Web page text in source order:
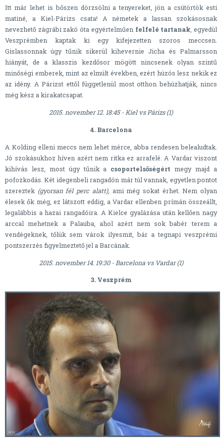
Itt már lehet is bőszen dörzsölni a tenyereket, jön a csütörtök esti
matiné, a Kiel-Párizs csata! A németek a lassan szokásosnak
nevezhető zágrábi zakó óta egyértelműen felfelé tartanak, egyedül
Veszprémben kaptak ki egy kifejezetten szoros meccsen.
Gislassonnak úgy tűnik sikerül kihevernie Jicha és Palmarsson
hiányát, de a klasszis kezdősor mögött nincsenek olyan szintű
minőségi emberek, mint az elmúlt években, ezért húzós lesz nekik ez
az idény. A Párizst ettől függetlenül most otthon behúzhatják, nincs
még kész a kirakatcsapat.
2015. november 12. 18:45 - Kiel vs Párizs (1)
4. Barcelona
A Kolding elleni meccs nem lehet mérce, abba rendesen belealudtak.
Jó szokásukhoz híven azért nem ritka ez arrafelé. A Vardar viszont
kihívás lesz, most úgy tűnik a csoportelsőségért megy majd a
pofozkodás. Két idegenbeli rangadón már túl vannak, egyetlen pontot
szereztek (gyorsan fél perc alatt), ami még sokat érhet. Nem olyan
élesek ők még, ez látszott eddig, a Vardar ellenben prímán összeállt,
legalábbis a hazai rangadóira. A Kielce gyalázása után kellően nagy
arccal mehetnek a Palauba, ahol azért nem sok babér terem a
vendégeknek, tőlük sem várok ilyesmit, bár a tegnapi veszprémi
pontszerzés figyelmeztető jel a Barcának.
2015. november 14. 19:30 - Barcelona vs Vardar (1)
3. Veszprém